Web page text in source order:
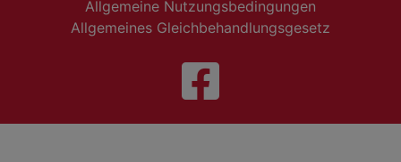
Allgemeine Nutzungsbedingungen
Allgemeines Gleichbehandlungsgesetz